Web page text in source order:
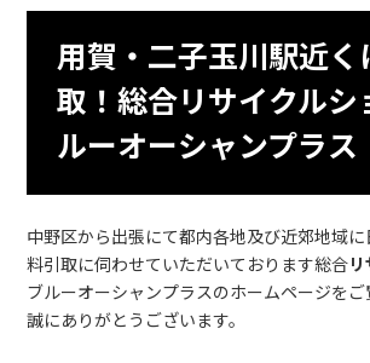
用賀・二子玉川駅近く
取！総合リサイクルシ
ルーオーシャンプラス
中野区から出張にて都内各地及び近郊地域に
料引取に伺わせていただいております総合
ブルーオーシャンプラスのホームページを
誠にありがとうございます。